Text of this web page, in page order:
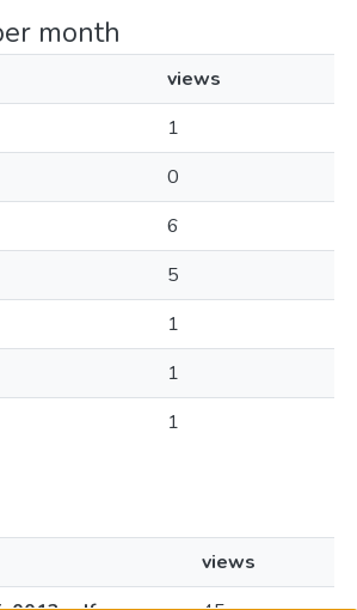
month
views
1
0
6
5
1
1
1
views